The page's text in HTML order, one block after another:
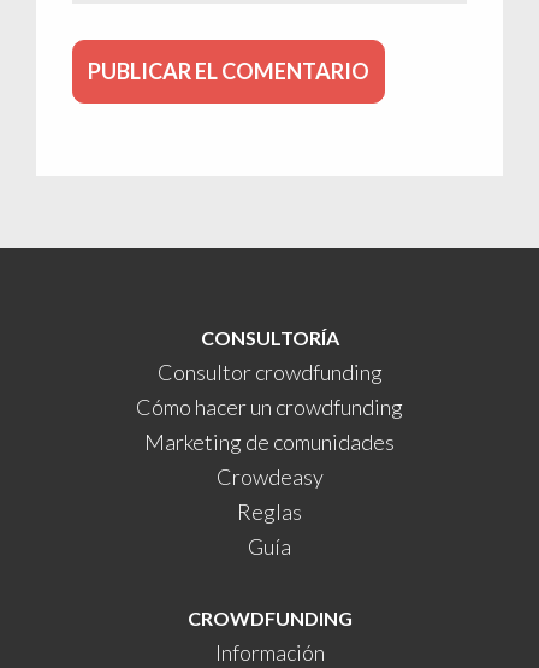
CONSULTORÍA
Consultor crowdfunding
Cómo hacer un crowdfunding
Marketing de comunidades
Crowdeasy
Reglas
Guía
CROWDFUNDING
Información